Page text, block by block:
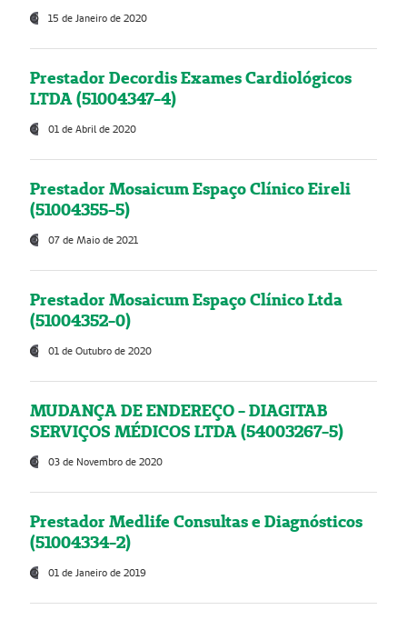
15 de Janeiro de 2020
Prestador Decordis Exames Cardiológicos
LTDA (51004347-4)
01 de Abril de 2020
Prestador Mosaicum Espaço Clínico Eireli
(51004355-5)
07 de Maio de 2021
Prestador Mosaicum Espaço Clínico Ltda
(51004352-0)
01 de Outubro de 2020
MUDANÇA DE ENDEREÇO - DIAGITAB
SERVIÇOS MÉDICOS LTDA (54003267-5)
03 de Novembro de 2020
Prestador Medlife Consultas e Diagnósticos
(51004334-2)
01 de Janeiro de 2019